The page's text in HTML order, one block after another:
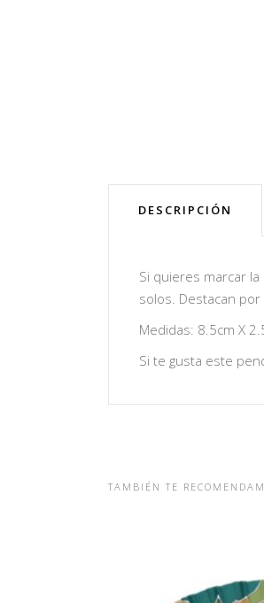
DESCRIPCIÓN
Si quieres marcar
solos. Destacan
Medidas: 8.5cm X
Si te gusta este
TAMBIÉN TE